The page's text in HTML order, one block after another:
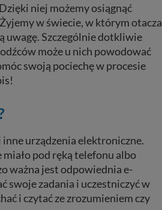
niej możemy osiągnąć
w świecie, w którym otacza
uwagę. Szczególnie dotkliwie
może u nich powodować
swoją pociechę w procesie
urządzenia elektroniczne.
pod ręką telefonu albo
ważna jest odpowiednia e-
swoje zadania i uczestniczyć w
i czytać ze zrozumieniem czy